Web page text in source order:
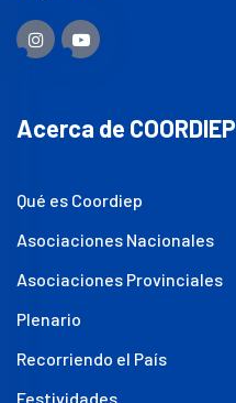
Acerca de COORDIEP
Qué es Coordiep
Asociaciones Nacionales
Asociaciones Provinciales
Plenario
Recorriendo el País
Festividades